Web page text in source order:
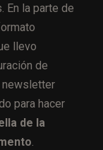
En la parte de
llevo
de
newsletter
para hacer
de la
.